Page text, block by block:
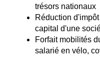
trésors nationaux
Réduction
capital d'une
Forfait mobilités
salarié en vélo,